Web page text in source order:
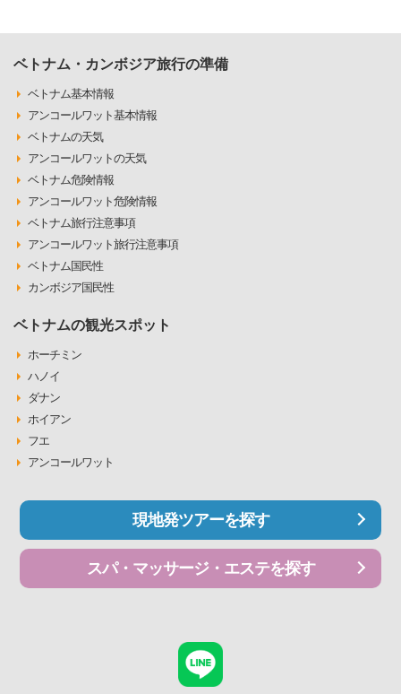
ベトナム・カンボジア旅行の準備
ベトナム基本情報
アンコールワット基本情報
ベトナムの天気
アンコールワットの天気
ベトナム危険情報
アンコールワット危険情報
ベトナム旅行注意事項
アンコールワット旅行注意事項
ベトナム国民性
カンボジア国民性
ベトナムの観光スポット
ホーチミン
ハノイ
ダナン
ホイアン
フエ
アンコールワット
現地発ツアーを探す
スパ・マッサージ・エステを探す